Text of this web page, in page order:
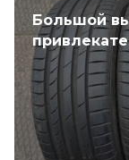
Большой